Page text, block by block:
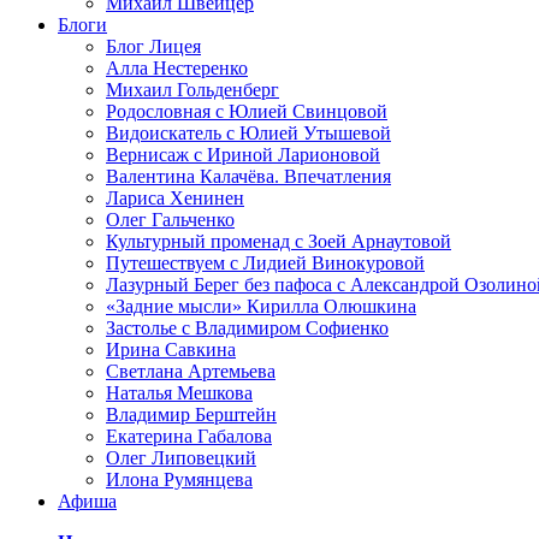
Блоги
Блог Лицея
Алла Нестеренко
Михаил Гольденберг
Родословная с Юлией Свинцовой
Видоискатель с Юлией Утышевой
Вернисаж с Ириной Ларионовой
Валентина Калачёва. Впечатления
Лариса Хенинен
Олег Гальченко
Культурный променад с Зоей Арнаутовой
Путешествуем с Лидией Винокуровой
Лазурный Берег без пафоса с Александрой
«Задние мысли» Кирилла Олюшкина
Застолье с Владимиром Софиенко
Ирина Савкина
Светлана Артемьева
Наталья Мешкова
Владимир Берштейн
Екатерина Габалова
Олег Липовецкий
Илона Румянцева
Афиша